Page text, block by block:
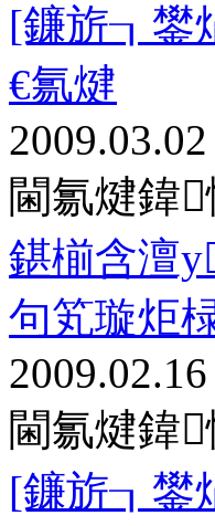
[鐮旂┒鐢
€氱煡
2009.03.02
閫氱煡鍏
鍖椾含澶
句笂璇炬
2009.02.16
閫氱煡鍏
[鐮旂┒鐢